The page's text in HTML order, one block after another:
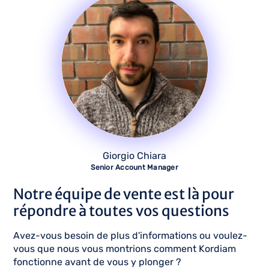
Giorgio Chiara
Senior Account Manager
Notre équipe de vente est là pour
répondre à toutes vos questions
Avez-vous besoin de plus d'informations ou voulez-
vous que nous vous montrions comment Kordiam
fonctionne avant de vous y plonger ?